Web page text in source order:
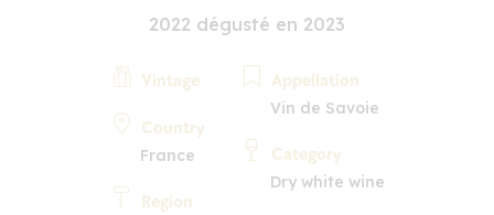
2022 dégusté en 2023
Vintage
Country
France
Region
Appellation
Vin de Savoie
Category
Dry white wine